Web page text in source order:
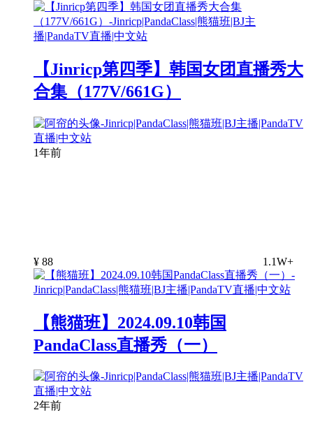
【Jinricp第四季】韩国女团直播秀大
合集（177V/661G）
1年前
¥ 88 1.1W+
【熊猫班】2024.09.10韩国
PandaClass直播秀（一）
2年前